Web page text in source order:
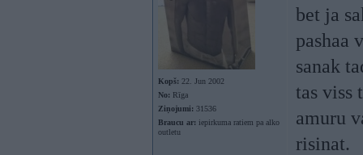
Kopš: 22. Jun 2002
No: Rīga
Ziņojumi: 31536
Braucu ar: iepirkuma ratiem pa alko
outletu
bet ja
pashaa
sanak
tas viss
amuru
risinat.